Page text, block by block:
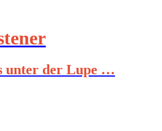
unter der Lupe …